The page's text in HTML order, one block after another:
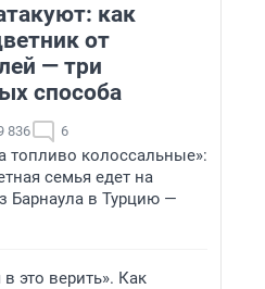
как
от
— три
способа
836 6
топливо колоссальные»:
семья едет на
Барнаула в Турцию —
в это верить». Как